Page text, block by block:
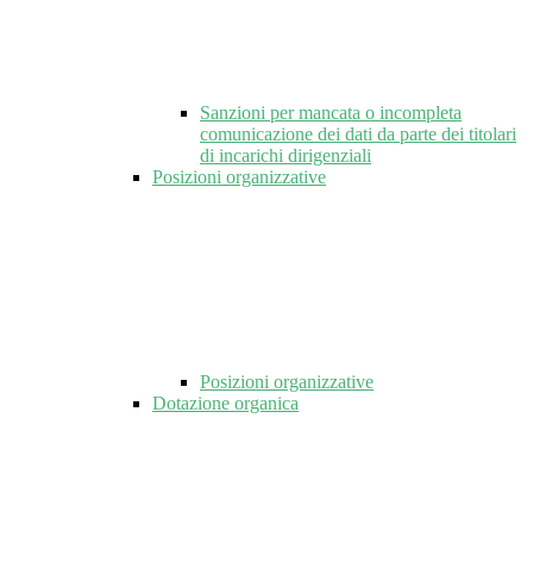
Sanzioni per mancata o incompleta
comunicazione dei dati da parte dei titolari
di incarichi dirigenziali
Posizioni organizzative
Posizioni organizzative
Dotazione organica